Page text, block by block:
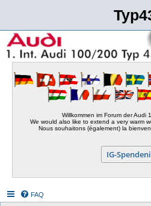
Willkommen im Forum der Audi
We would also like to extend a very warm
Nous souhaitons (également) la
IG-
FAQ